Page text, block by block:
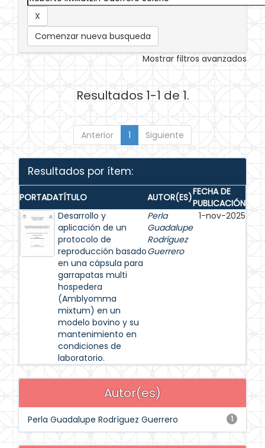
Comenzar nueva busqueda
Mostrar filtros avanzados
Resultados 1-1 de 1.
Anterior 1 Siguiente
Resultados por ítem:
PORTADATÍTULO AUTOR(ES)FECHA DE
PUBLICACIÓN
Desarrollo y
aplicación de un
protocolo de
reproducción basado
en una cápsula para
garrapatas multi
hospedera
(Amblyomma
mixtum) en un
modelo bovino y su
mantenimiento en
condiciones de
laboratorio.
Perla
Guadalupe
Rodríguez
Guerrero
1-nov-2025
Autor(es)
1
Perla Guadalupe Rodríguez Guerrero